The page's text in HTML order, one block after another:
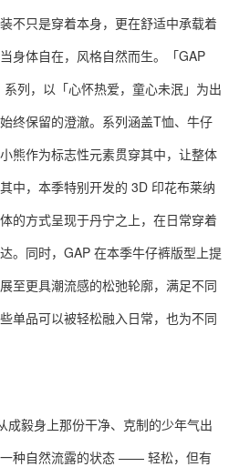
不只是穿着本身，更在舒适中承载着
身体自在，风格自然而生。「GAP
列，以「心怀热爱，童心未泯」为出
终保留的澄澈。系列涵盖T恤、牛仔
熊作为标志性元素贯穿其中，让整体
中，本季特别开发的 3D 印花布莱纳
的方式呈现于丹宁之上，在日常穿着
。同时，GAP 在本季牛仔裤版型上提
至更具潮流感的松弛轮廓，满足不同
单品可以被轻松融入日常，也为不同
成毅身上那份干净、克制的少年气出
种自然流露的状态 —— 轻松，但有